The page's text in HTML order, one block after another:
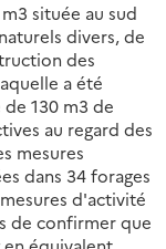
située au sud
divers, de
des
a été
130 m3 de
au regard des
mesures
dans 34 forages
d'activité
de confirmer que